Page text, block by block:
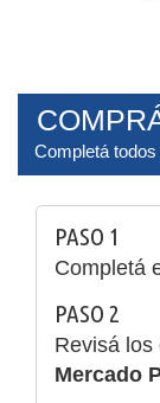
Completá
PASO 1
Completá
PASO 2
Revisá los
Mercado